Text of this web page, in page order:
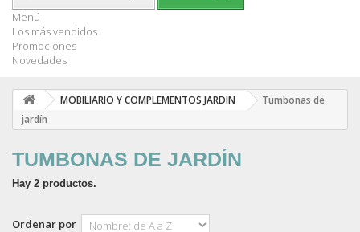
Menú
Los más vendidos
Promociones
Novedades
MOBILIARIO Y COMPLEMENTOS JARDIN
Tumbonas de
jardín
TUMBONAS DE JARDÍN
Hay 2 productos.
Ordenar por